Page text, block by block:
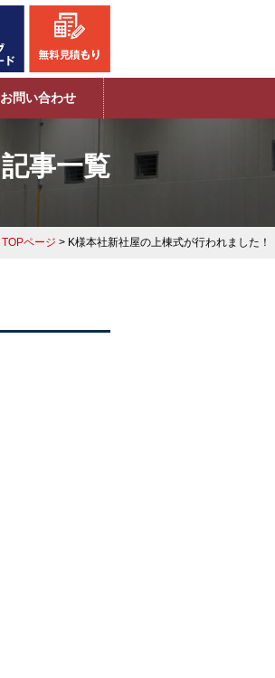
お問い合わせ
記事一覧
TOPページ > K様本社新社屋の上棟式が行われました！